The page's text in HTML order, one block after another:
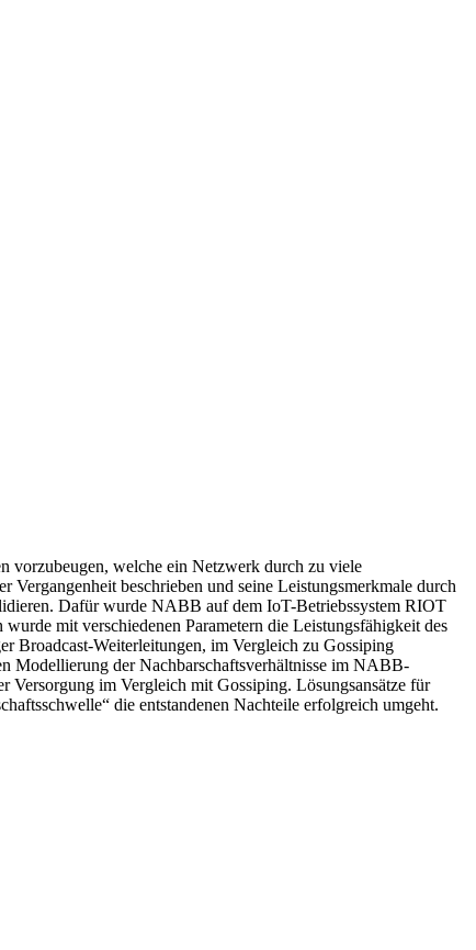
vorzubeugen, welche ein Netzwerk durch zu viele
beschrieben und seine Leistungsmerkmale durch
Dafür wurde NABB auf dem IoT-Betriebssystem RIOT
mit verschiedenen Parametern die Leistungsfähigkeit des
Broadcast-Weiterleitungen, im Vergleich zu Gossiping
Modellierung der Nachbarschaftsverhältnisse im NABB-
im Vergleich mit Gossiping. Lösungsansätze für
die entstandenen Nachteile erfolgreich umgeht.